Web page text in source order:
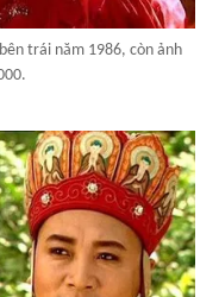
trái năm 1986, còn ảnh